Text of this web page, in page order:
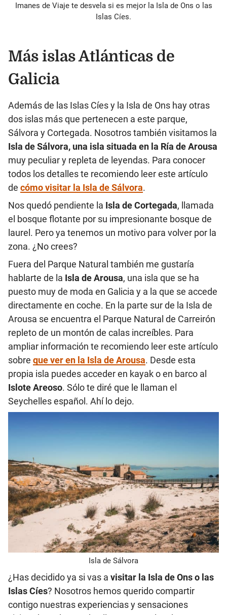
Imanes de Viaje te desvela si es mejor la Isla de Ons o las
Islas Cíes.
Más islas Atlánticas de
Galicia
Además de las Islas Cíes y la Isla de Ons hay otras
dos islas más que pertenecen a este parque,
Sálvora y Cortegada. Nosotros también visitamos la
Isla de Sálvora, una isla situada en la Ría de Arousa
muy peculiar y repleta de leyendas. Para conocer
todos los detalles te recomiendo leer este artículo
de cómo visitar la Isla de Sálvora.
Nos quedó pendiente la Isla de Cortegada, llamada
el bosque flotante por su impresionante bosque de
laurel. Pero ya tenemos un motivo para volver por la
zona. ¿No crees?
Fuera del Parque Natural también me gustaría
hablarte de la Isla de Arousa, una isla que se ha
puesto muy de moda en Galicia y a la que se accede
directamente en coche. En la parte sur de la Isla de
Arousa se encuentra el Parque Natural de Carreirón
repleto de un montón de calas increíbles. Para
ampliar información te recomiendo leer este artículo
sobre que ver en la Isla de Arousa. Desde esta
propia isla puedes acceder en kayak o en barco al
Islote Areoso. Sólo te diré que le llaman el
Seychelles español. Ahí lo dejo.
Isla de Sálvora
¿Has decidido ya si vas a visitar la Isla de Ons o las
Islas Cíes? Nosotros hemos querido compartir
contigo nuestras experiencias y sensaciones